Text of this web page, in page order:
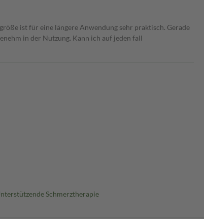
ist für eine längere Anwendung sehr praktisch. Gerade
in der Nutzung. Kann ich auf jeden fall
Schmerztherapie